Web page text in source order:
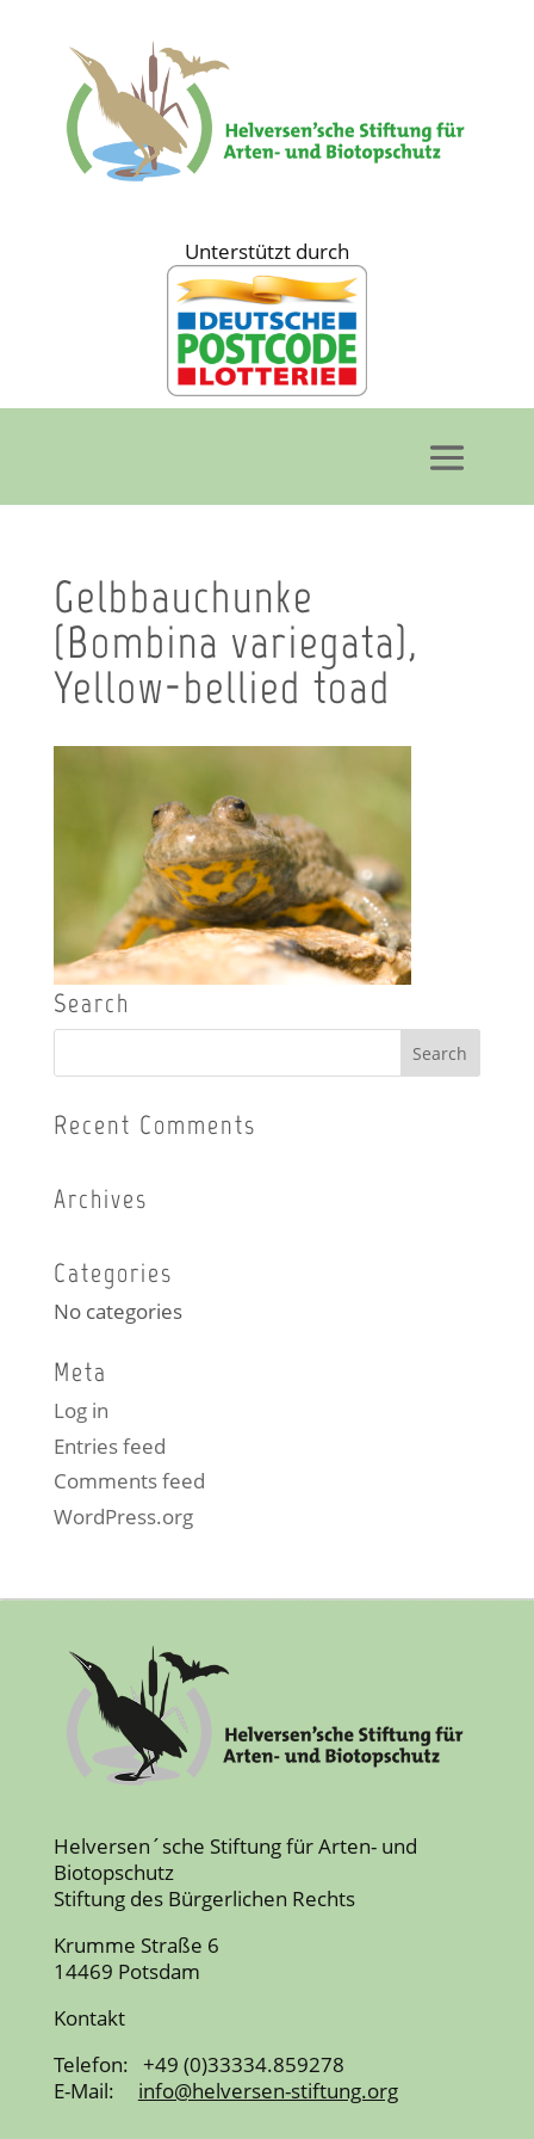
Unterstützt durch
Gelbbauchunke
(Bombina variegata),
Yellow-bellied toad
Search
Recent Comments
Archives
Categories
No categories
Meta
Log in
Entries feed
Comments feed
WordPress.org
Helversen´sche Stiftung für Arten- und
Biotopschutz
Stiftung des Bürgerlichen Rechts
Krumme Straße 6
14469 Potsdam
Kontakt
Telefon: +49 (0)33334.859278
E-Mail:
info@helversen-stiftung.org